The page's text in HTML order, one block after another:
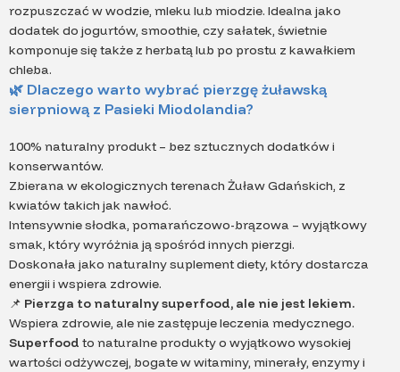
rozpuszczać w wodzie, mleku lub miodzie. Idealna jako
dodatek do jogurtów, smoothie, czy sałatek, świetnie
komponuje się także z herbatą lub po prostu z kawałkiem
chleba.
🌿 Dlaczego warto wybrać pierzgę żuławską
sierpniową z Pasieki Miodolandia?
100% naturalny produkt – bez sztucznych dodatków i
konserwantów.
Zbierana w ekologicznych terenach Żuław Gdańskich, z
kwiatów takich jak nawłoć.
Intensywnie słodka, pomarańczowo-brązowa – wyjątkowy
smak, który wyróżnia ją spośród innych pierzgi.
Doskonała jako naturalny suplement diety, który dostarcza
energii i wspiera zdrowie.
📌 Pierzga to naturalny superfood, ale nie jest lekiem.
Wspiera zdrowie, ale nie zastępuje leczenia medycznego.
Superfood to naturalne produkty o wyjątkowo wysokiej
wartości odżywczej, bogate w witaminy, minerały, enzymy i